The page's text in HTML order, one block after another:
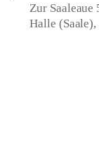
Zur Saaleaue
Halle